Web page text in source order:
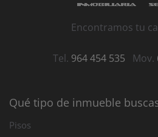
Encontramos tu
Tel. 964 454 535 Mov.
Qué tipo de inmueble
Pisos